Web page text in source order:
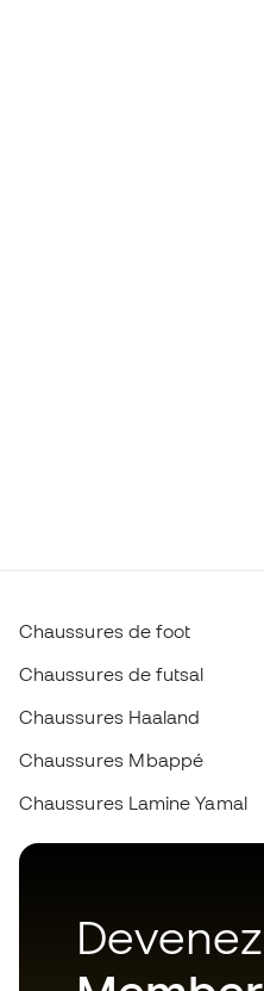
Chaussures de foot
Chaussures de futsal
Chaussures Haaland
Chaussures Mbappé
Chaussures Lamine Yamal
Devenez